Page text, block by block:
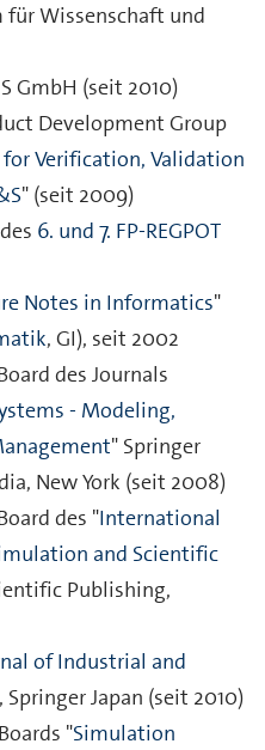
Wissenschaft und
GmbH (seit 2010)
Development Group
Verification, Validation
" (seit 2009)
6. und 7. FP-REGPOT
Notes in Informatics"
, GI), seit 2002
des Journals
- Modeling,
" Springer
New York (seit 2008)
des "International
and Scientific
Publishing,
of Industrial and
Springer Japan (seit 2010)
"Simulation